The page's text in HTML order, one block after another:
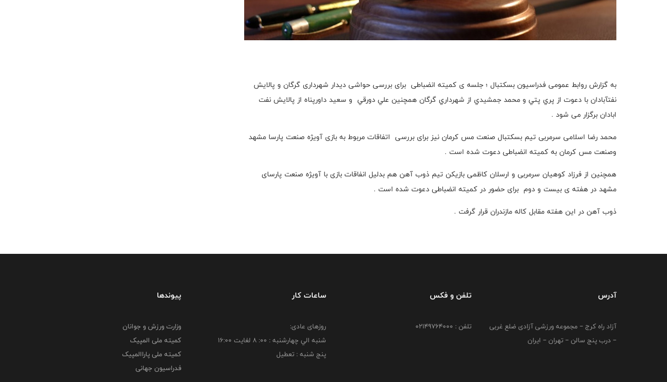
به گزارش روابط عمومی فدراسیون بسکتبال ؛ جلسه ی کمیته انضباطی برای بررسی حواشی دیدار شهرداری گرگان و پالایش
نفتآبادان با دعوت از پري پتي و محمد جمشيدي از شهرداري گرگان همچنین علي دورقي و سعید داورپناه از پالايش نفت
ابادان برگزار می شود .
محمد رضا اسلامی سرمربی تیم بسکتبال صنعت مس کرمان نیز برای بررسی اتفاقات مربوط به بازی آویژه صنعت پارسا مشهد
وصنعت مس کرمان به کمیته انضباطی دعوت شده است .
همچنین از فرزاد کوهیان سرمربی و ارسلان کاظمی بازیکن تیم ذوب آهن هم بدلیل انفاقات بازی با آویژه صنعت پارسای
مشهد در هفته ی بیست و دوم برای حضور در کمیته انضباطی دعوت شده است .
ذوب آهن در این هفته مقابل کاله مازندران قرار گرفت .
آدرس
آزاد راه کرج – مجموعه ورزشی آزادی ضلع غربی
– درب پنج سالن – تهران – ایران
تلفن و فکس
تلفن : 02149764000
ساعات کار
روزهای عادی:
شنبه الي چهارشنبه : 00: 8 لغايت 16:00
پنج شنبه : تعطیل
پیوندها
وزارت ورزش و جوانان
کمیته ملی المپیک
کمیته ملی پاراالمپیک
فدراسیون جهانی